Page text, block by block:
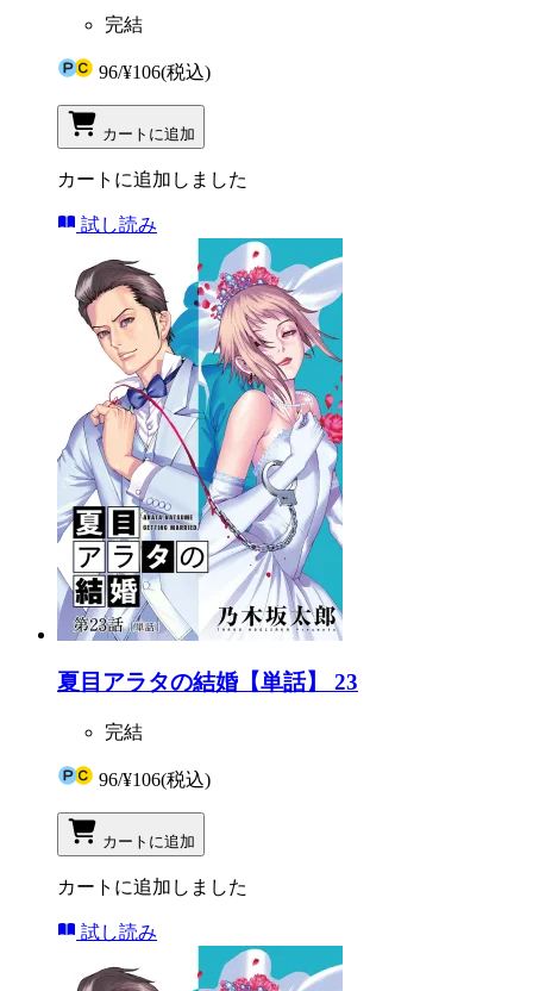
完結
96/¥106(税込)
カートに追加
カートに追加しました
試し読み
夏目アラタの結婚【単話】 23
完結
96/¥106(税込)
カートに追加
カートに追加しました
試し読み